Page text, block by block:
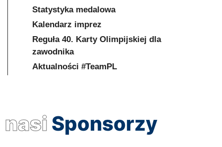
Statystyka medalowa
Kalendarz imprez
Reguła 40. Karty Olimpijskiej dla
zawodnika
Aktualności #TeamPL
nasi Sponsorzy